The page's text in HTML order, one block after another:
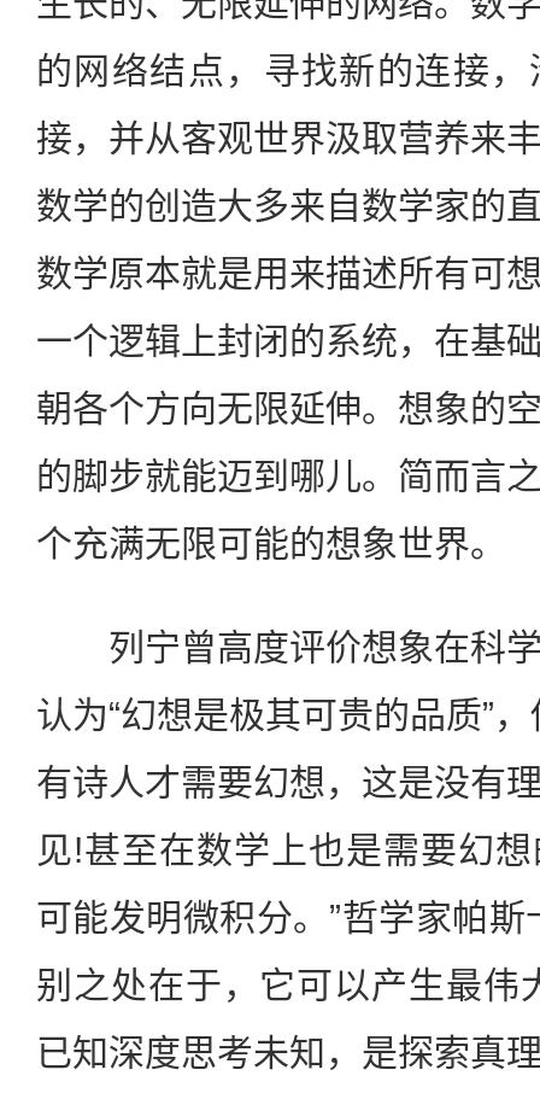
的网络结点，寻找新的连接
接，并从客观世界汲取营养来
数学的创造大多来自数学家的
数学原本就是用来描述所有可
一个逻辑上封闭的系统，在基
朝各个方向无限延伸。想象的
的脚步就能迈到哪儿。简而言
个充满无限可能的想象世界。
列宁曾高度评价想象在科学
认为“幻想是极其可贵的品质”
有诗人才需要幻想，这是没有
见!甚至在数学上也是需要幻
可能发明微积分。”哲学家帕斯
别之处在于，它可以产生最伟
已知深度思考未知，是探索真